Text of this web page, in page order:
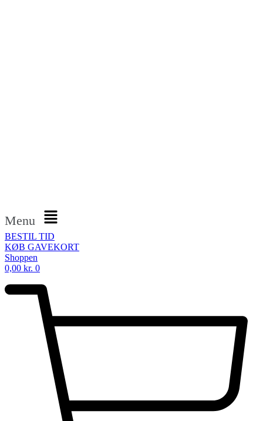
Menu
BESTIL TID
KØB GAVEKORT
Shoppen
0,00 kr. 0